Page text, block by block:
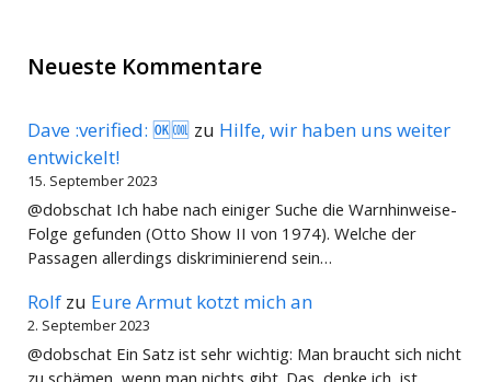
Neueste Kommentare
Dave :verified: 🆗🆒 zu Hilfe, wir haben uns weiter
entwickelt!
15. September 2023
@dobschat Ich habe nach einiger Suche die Warnhinweise-
Folge gefunden (Otto Show II von 1974). Welche der
Passagen allerdings diskriminierend sein…
Rolf zu Eure Armut kotzt mich an
2. September 2023
@dobschat Ein Satz ist sehr wichtig: Man braucht sich nicht